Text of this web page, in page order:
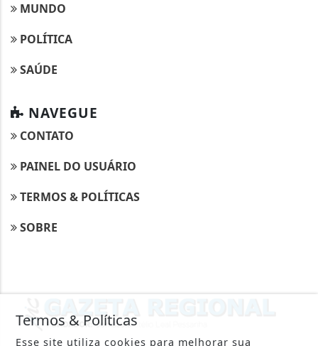
MUNDO
POLÍTICA
SAÚDE
NAVEGUE
CONTATO
PAINEL DO USUÁRIO
TERMOS & POLÍTICAS
SOBRE
Termos & Políticas
Esse site utiliza cookies para melhorar sua